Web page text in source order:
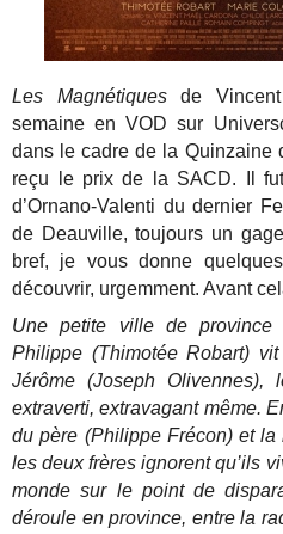
Les Magnétiquesde Vincent
semaine en VOD sur
dans le cadre de la Quinzaine
reçu le prix de la SACD. Il
d’Ornano-Valenti du dernier
de Deauville, toujours un
bref, je vous donne
découvrir, urgemment. Avant
Une petite ville de
Philippe (Thimotée Robart)
Jérôme (Joseph
extraverti, extravagant même.
du père (Philippe Frécon) et
les deux frères ignorent qu’ils
monde sur le point de
déroule en province, entre la